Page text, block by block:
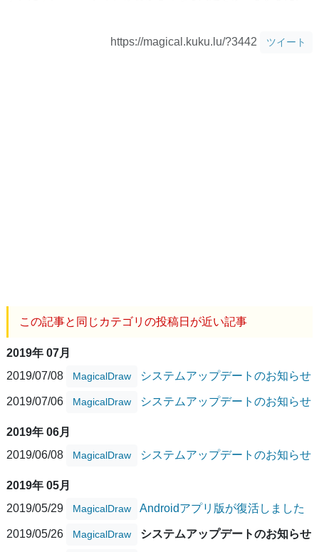
https://magical.kuku.lu/?3442 ツイート
この記事と同じカテゴリの投稿日が近い記事
2019年 07月
2019/07/08
MagicalDraw システムアップデートのお知らせ
2019/07/06 MagicalDraw システムアップデートのお知らせ
2019年 06月
2019/06/08
MagicalDraw システムアップデートのお知らせ
2019年 05月
2019/05/29
MagicalDraw Androidアプリ版が復活しました
2019/05/26 MagicalDraw システムアップデートのお知らせ